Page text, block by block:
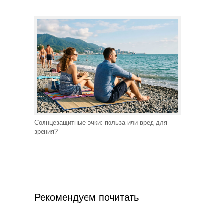
Солнцезащитные очки: польза или вред для
зрения?
Рекомендуем почитать